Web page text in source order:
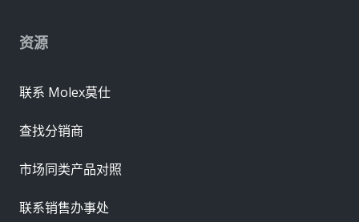
资源
联系 Molex莫仕
查找分销商
市场同类产品对照
联系销售办事处